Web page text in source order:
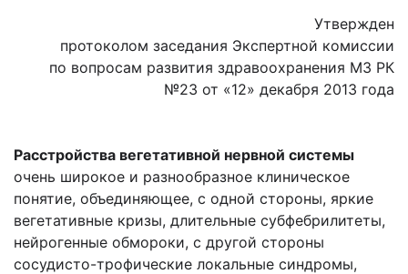
Утвержден
протоколом заседания Экспертной комиссии
по вопросам развития здравоохранения МЗ РК
№23 от «12» декабря 2013 года
Расстройства вегетативной нервной системы
очень широкое и разнообразное клиническое
понятие, объединяющее, с одной стороны, яркие
вегетативные кризы, длительные субфебрилитеты,
нейрогенные обмороки, с другой стороны
сосудисто-трофические локальные синдромы,